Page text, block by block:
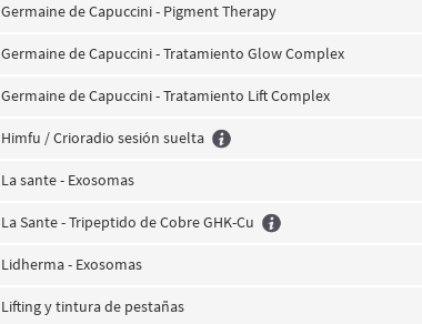
Germaine de Capuccini - Pigment Therapy
Germaine de Capuccini - Tratamiento Glow Complex
Germaine de Capuccini - Tratamiento Lift Complex
Himfu / Crioradio sesión suelta
La sante - Exosomas
La Sante - Tripeptido de Cobre GHK-Cu
Lidherma - Exosomas
Lifting y tintura de pestañas